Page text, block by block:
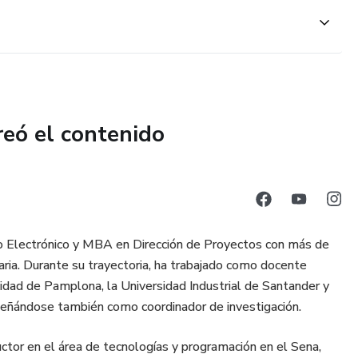
a utilizar CapCut para crear contenido visual de
para potenciar tu creatividad y destacar en un
en un creador de contenido audiovisual destacado con
móvil que está disponible de forma gratuita en
el contenido
Electrónico y MBA en Dirección de Proyectos con más de
Durante su trayectoria, ha trabajado como docente
de Pamplona, la Universidad Industrial de Santander y
también como coordinador de investigación.
en el área de tecnologías y programación en el Sena,